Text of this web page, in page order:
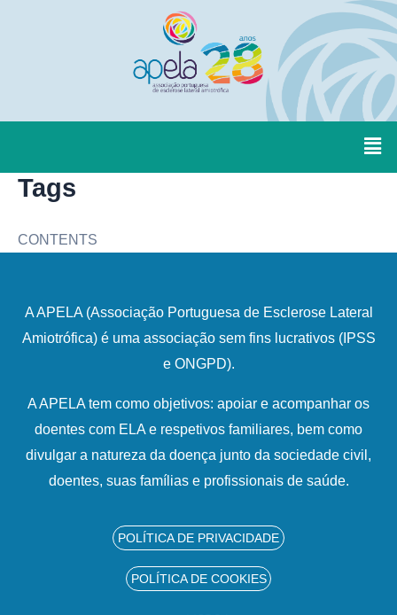
Tags
CONTENTS
A APELA (Associação Portuguesa de Esclerose Lateral
Amiotrófica) é uma associação sem fins lucrativos (IPSS
e ONGPD).
A APELA tem como objetivos: apoiar e acompanhar os
doentes com ELA e respetivos familiares, bem como
divulgar a natureza da doença junto da sociedade civil,
doentes, suas famílias e profissionais de saúde.
POLÍTICA DE PRIVACIDADE
POLÍTICA DE COOKIES